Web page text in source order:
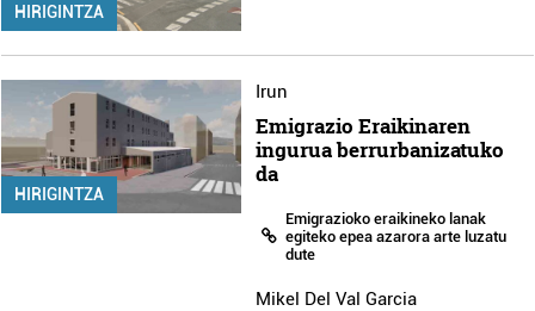
HIRIGINTZA
HIRIGINTZA
Irun
Emigrazio Eraikinaren
ingurua berrurbanizatuko
da
Emigrazioko eraikineko lanak
egiteko epea azarora arte luzatu
dute
Mikel Del Val Garcia